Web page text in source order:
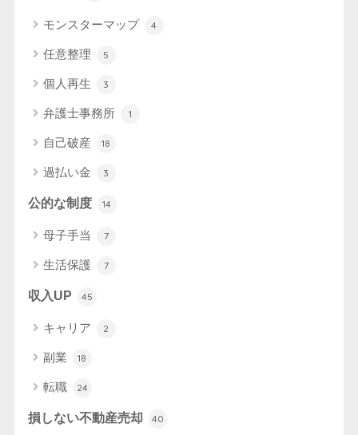
モンスターマップ 4
任意整理 5
個人再生 3
弁護士事務所 1
自己破産 18
過払い金 3
公的な制度 14
母子手当 7
生活保護 7
収入UP 45
キャリア 2
副業 18
転職 24
損しない不動産売却 40